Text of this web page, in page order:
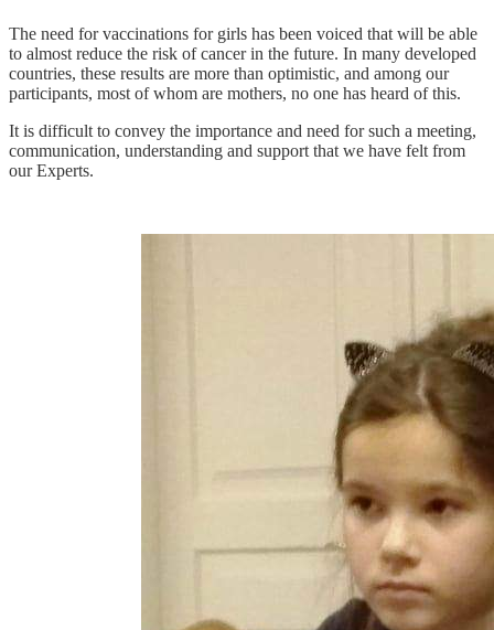
The need for vaccinations for girls has been voiced that will be able
to almost reduce the risk of cancer in the future. In many developed
countries, these results are more than optimistic, and among our
participants, most of whom are mothers, no one has heard of this.
It is difficult to convey the importance and need for such a meeting,
communication, understanding and support that we have felt from
our Experts.